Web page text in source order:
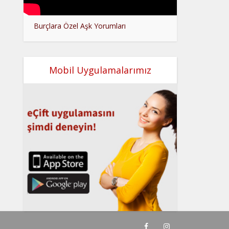
Burçlara Özel Aşk Yorumları
Mobil Uygulamalarımız